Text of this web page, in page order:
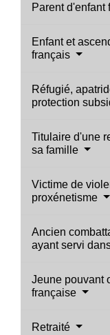
Parent d'enfant
Enfant et
français
Réfugié,
protection
Titulaire d'une
sa famille
Victime de
proxénetisme
Ancien
ayant servi
Jeune pouvant
française
Retraité